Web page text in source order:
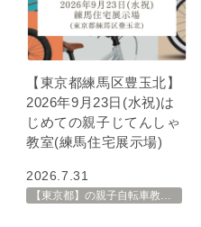
【東京都練馬区豊玉北】
2026年9月23日(水祝)は
じめての親子じてんしゃ
教室(練馬住宅展示場)
2026.7.31